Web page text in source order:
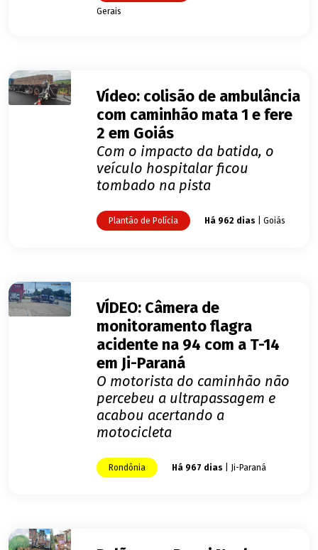
Gerais
Vídeo: colisão de ambulância
com caminhão mata 1 e fere
2 em Goiás
Com o impacto da batida, o
veículo hospitalar ficou
tombado na pista
Plantão de Polícia Há 962 dias | Goiás
VÍDEO: Câmera de
monitoramento flagra
acidente na 94 com a T-14
em Ji-Paraná
O motorista do caminhão não
percebeu a ultrapassagem e
acabou acertando a
motocicleta
Rondônia Há 967 dias | Ji-Paraná